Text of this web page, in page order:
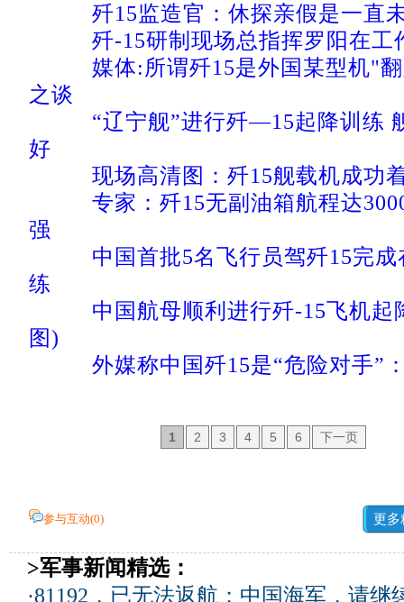
歼15监造官：休探亲假是一直
歼-15研制现场总指挥罗阳在工
媒体:所谓歼15是外国某型机"
之谈
“辽宁舰”进行歼—15起降训练
好
现场高清图：歼15舰载机成功
专家：歼15无副油箱航程达
强
中国首批5名飞行员驾歼15完
练
中国航母顺利进行歼-15飞机起
图)
外媒称中国歼15是“危险对手”
1 2 3 4 5 6 下一页
参与互动(0) 更多
>军事新闻精选：
·81192，已无法返航；中国海军，请继